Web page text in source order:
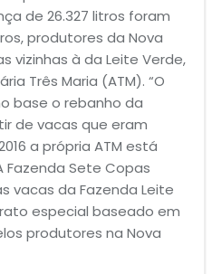
de 26.327 litros foram
produtores da Nova
vizinhas à da Leite Verde,
Três Maria (ATM). “O
base o rebanho da
de vacas que eram
a própria ATM está
Fazenda Sete Copas
vacas da Fazenda Leite
especial baseado em
produtores na Nova